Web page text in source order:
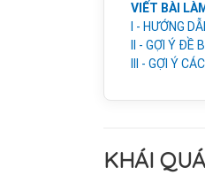
VIẾT BÀI
I - HƯỚNG
II - GỢI Ý ĐỀ
III - GỢI Ý
KHÁI